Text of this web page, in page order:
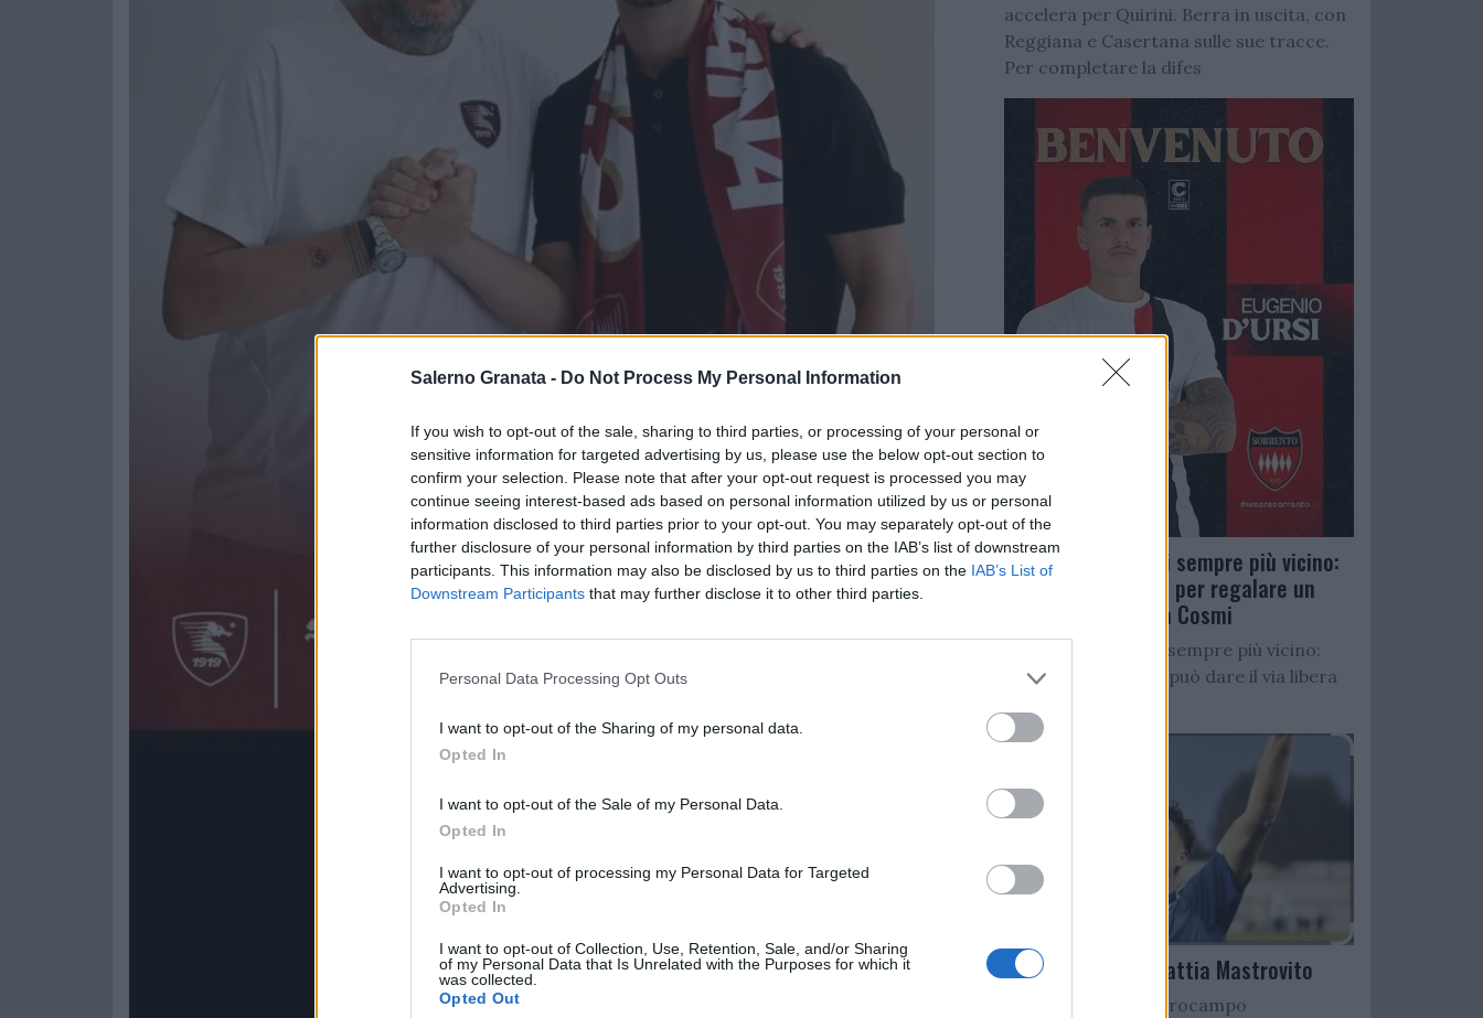
Salerno Granata - Do Not Process My Personal Information
If you wish to opt-out of the sale, sharing to third parties, or processing of your personal or
sensitive information for targeted advertising by us, please use the below opt-out section to
confirm your selection. Please note that after your opt-out request is processed you may
continue seeing interest-based ads based on personal information utilized by us or personal
information disclosed to third parties prior to your opt-out. You may separately opt-out of the
further disclosure of your personal information by third parties on the IAB’s list of downstream
participants. This information may also be disclosed by us to third parties on the IAB’s List of
Downstream Participants that may further disclose it to other third parties.
Personal Data Processing Opt Outs
I want to opt-out of the Sharing of my personal data.
Opted In
I want to opt-out of the Sale of my Personal Data.
Opted In
I want to opt-out of processing my Personal Data for Targeted
Advertising.
Opted In
I want to opt-out of Collection, Use, Retention, Sale, and/or Sharing
of my Personal Data that Is Unrelated with the Purposes for which it
was collected.
Opted Out
accelera per Quirini. Berra in uscita, con
Reggiana e Casertana sulle sue tracce.
Per completare la difes
Salernitana, D’Ursi sempre più vicino:
Faggiano accelera per regalare un
altro attaccante a Cosmi
Salernitana, D’Ursi sempre più vicino:
Starita al Sorrento può dare il via libera
Arriva il talento Mattia Mastrovito
Nuovo colpo a centrocampo